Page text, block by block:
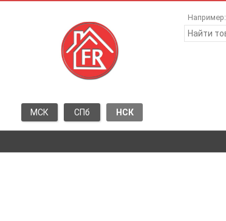
МСК СПб НСК
Например: